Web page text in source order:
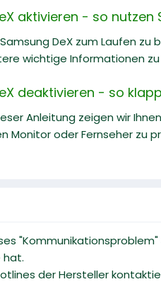
aktivieren - so nutzen
DeX zum Laufen
wichtige Informationen zu
deaktivieren - so
Anleitung zeigen wir
Monitor oder Fernseher zu
hat.
der Hersteller